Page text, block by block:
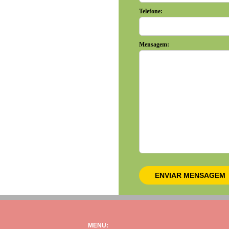
Telefone:
Mensagem:
MENU: